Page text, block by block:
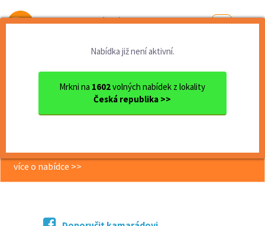
Od první brigády
Nabídka již není aktivní.
Mrkni na 1602volných nabídek z lokality
Česká republika >>
Hosteska - rozdávání letáčků Praha
více o nabídce >>